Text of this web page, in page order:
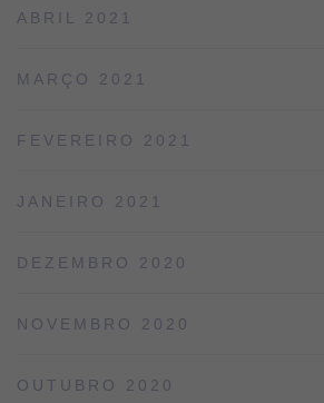
ABRIL 2021
MARÇO 2021
FEVEREIRO 2021
JANEIRO 2021
DEZEMBRO 2020
NOVEMBRO 2020
OUTUBRO 2020